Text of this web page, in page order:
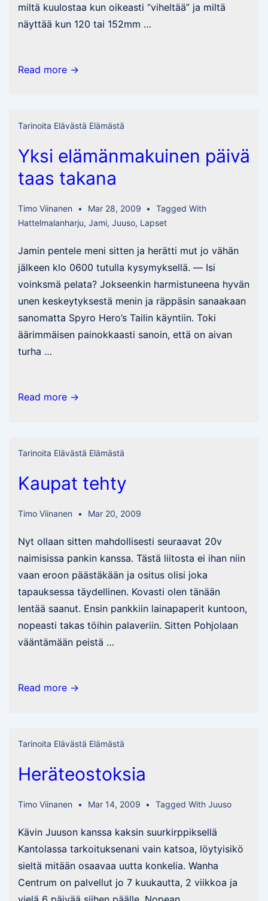
miltä kuulostaa kun oikeasti “viheltää” ja miltä
näyttää kun 120 tai 152mm …
Kieroja
Read more →
Tarinoita Elävästä Elämästä
Yksi elämänmakuinen päivä
taas takana
Timo Viinanen Mar 28, 2009
Tagged With
Hattelmalanharju, Jami, Juuso, Lapset
Jamin pentele meni sitten ja herätti mut jo vähän
jälkeen klo 0600 tutulla kysymyksellä. — Isi
voinksmä pelata? Jokseenkin harmistuneena hyvän
unen keskeytyksestä menin ja räppäsin sanaakaan
sanomatta Spyro Hero’s Tailin käyntiin. Toki
äärimmäisen painokkaasti sanoin, että on aivan
turha …
Yksi
taas
Read more →
Tarinoita Elävästä Elämästä
Kaupat tehty
Timo Viinanen Mar 20, 2009
Nyt ollaan sitten mahdollisesti seuraavat 20v
naimisissa pankin kanssa. Tästä liitosta ei ihan niin
vaan eroon päästäkään ja ositus olisi joka
tapauksessa täydellinen. Kovasti olen tänään
lentää saanut. Ensin pankkiin lainapaperit kuntoon,
nopeasti takas töihin palaveriin. Sitten Pohjolaan
vääntämään peistä …
Kaupat
Read more →
Tarinoita Elävästä Elämästä
Heräteostoksia
Timo Viinanen Mar 14, 2009 Tagged WithJuuso
Kävin Juuson kanssa kaksin suurkirppiksellä
Kantolassa tarkoituksenani vain katsoa, löytyisikö
sieltä mitään osaavaa uutta konkelia. Wanha
Centrum on palvellut jo 7 kuukautta, 2 viikkoa ja